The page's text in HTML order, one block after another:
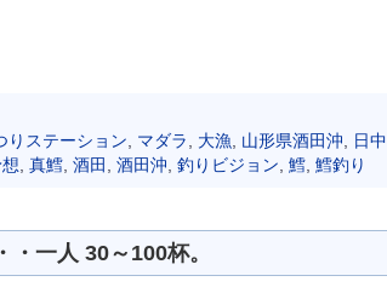
りステーション マダラ 大漁 山形県酒田沖 日中
真鱈 酒田 酒田沖 釣りビジョン 鱈 鱈釣り
一人 30～100杯。